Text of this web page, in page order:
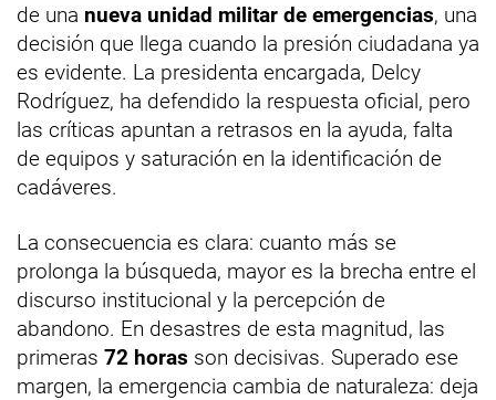
de una nueva unidad militar de emergencias, una
decisión que llega cuando la presión ciudadana ya
es evidente. La presidenta encargada, Delcy
Rodríguez, ha defendido la respuesta oficial, pero
las críticas apuntan a retrasos en la ayuda, falta
de equipos y saturación en la identificación de
cadáveres.
La consecuencia es clara: cuanto más se
prolonga la búsqueda, mayor es la brecha entre el
discurso institucional y la percepción de
abandono. En desastres de esta magnitud, las
primeras 72 horas son decisivas. Superado ese
margen, la emergencia cambia de naturaleza: deja